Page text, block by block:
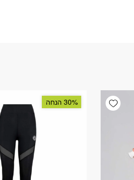
Add wishlist30% הנחה